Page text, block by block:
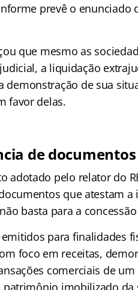
prevê o enunciado
que mesmo as
a liquidação
demonstração de sua
favor delas.
de
adotado pelo relator do
que atestam
basta para a
para finalidades
foco em receitas,
comerciais de
imobilizado da